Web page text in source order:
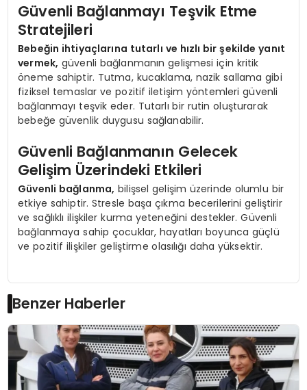
Güvenli Bağlanmayı Teşvik Etme
Stratejileri
Bebeğin ihtiyaçlarına tutarlı ve hızlı bir şekilde yanıt
vermek, güvenli bağlanmanın gelişmesi için kritik
öneme sahiptir. Tutma, kucaklama, nazik sallama gibi
fiziksel temaslar ve pozitif iletişim yöntemleri güvenli
bağlanmayı teşvik eder. Tutarlı bir rutin oluşturarak
bebeğe güvenlik duygusu sağlanabilir.
Güvenli Bağlanmanın Gelecek
Gelişim Üzerindeki Etkileri
Güvenli bağlanma, bilişsel gelişim üzerinde olumlu bir
etkiye sahiptir. Stresle başa çıkma becerilerini geliştirir
ve sağlıklı ilişkiler kurma yeteneğini destekler. Güvenli
bağlanmaya sahip çocuklar, hayatları boyunca güçlü
ve pozitif ilişkiler geliştirme olasılığı daha yüksektir.
Benzer Haberler